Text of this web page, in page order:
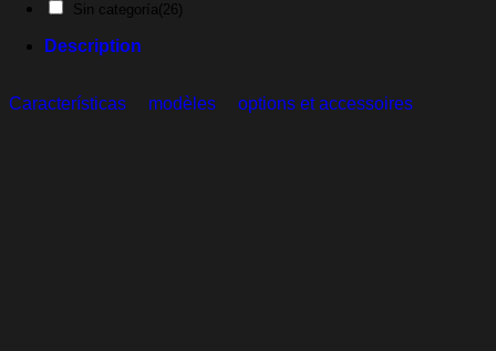
Sin categoría(26)
Description
Características modèles options et accessoires